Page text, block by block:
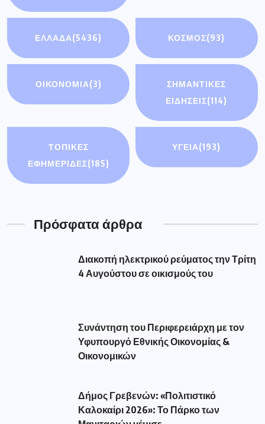
ΕΛΛΑΔΑ(5436) ΚΟΣΜΟΣ(93)
ΟΙΚΟΝΟΜΊΑ(3)
ΣΗΜΑΝΤΙΚΈΣ
ΕΙΔΉΣΕΙΣ(114)
ΤΟΠΙΚΕΣ
ΕΦΗΜΕΡΙΔΕΣ(185)
ΥΓΕΙΑ(193)
Πρόσφατα άρθρα
Διακοπή ηλεκτρικού ρεύματος την Τρίτη
4 Αυγούστου σε οικισμούς του
Συνάντηση του Περιφερειάρχη με τον
Υφυπουργό Εθνικής Οικονομίας &
Οικονομικών
Δήμος Γρεβενών: «Πολιτιστικό
Καλοκαίρι 2026»: Το Πάρκο των